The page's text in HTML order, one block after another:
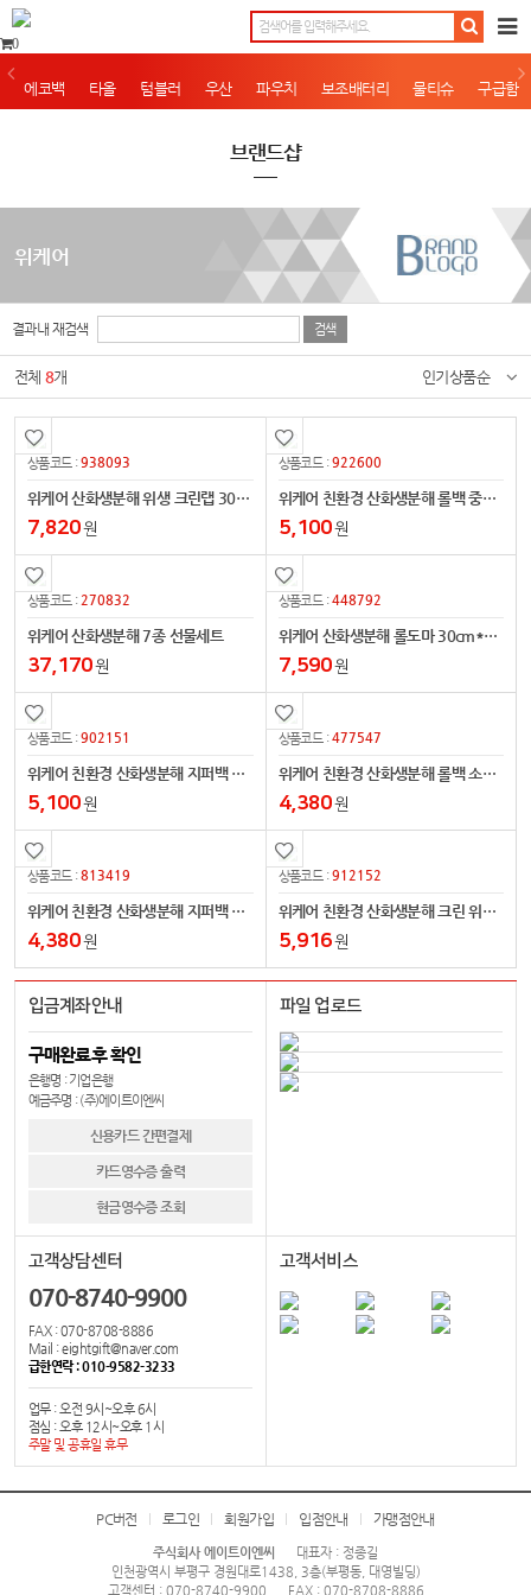
0
에코백 타올 텀블러 우산 파우치 보조배터리 물티슈 구급함
브랜드샵
위케어
결과내 재검색
전체8개 인기상품순
상품코드 :938093
위케어 산화생분해 위생 크린랩 30cm*100m
7,820원
상품코드 :922600
위케어 친환경 산화생분해 롤백 중형 200매
5,100원
상품코드 :270832
위케어 산화생분해 7종 선물세트
37,170원
상품코드 :448792
위케어 산화생분해 롤도마 30cm*3m
7,590원
상품코드 :902151
위케어 친환경 산화생분해 지퍼백 중형 50매
5,100원
상품코드 :477547
위케어 친환경 산화생분해 롤백 소형 200매
4,380원
상품코드 :813419
위케어 친환경 산화생분해 지퍼백 소형 50매
4,380원
상품코드 :912152
위케어 친환경 산화생분해 크린 위생장갑 중형 200매
5,916원
입금계좌안내
구매완료후 확인
은행명 : 기업은행
예금주명 : (주)에이트이엔씨
신용카드 간편결제
카드영수증 출력
현금영수증 조회
파일 업로드
고객상담센터
070-8740-9900
FAX : 070-8708-8886
Mail : eightgift@naver.com
급한연락 : 010-9582-3233
업무 : 오전 9시~오후 6시
점심 : 오후 12시~오후 1시
주말 및 공휴일 휴무
고객서비스
PC버전 로그인 회원가입 입점안내 가맹점안내
주식회사 에이트이엔씨
대표자 : 정종길
인천광역시 부평구 경원대로1438, 3층(부평동, 대영빌딩)
고객센터 : 070-8740-9900
FAX : 070-8708-8886